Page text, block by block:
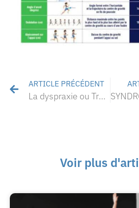
ARTICLE PRÉCÉDENT
La dyspraxie ou Trouble Développemental des Coordinations
Voir plus